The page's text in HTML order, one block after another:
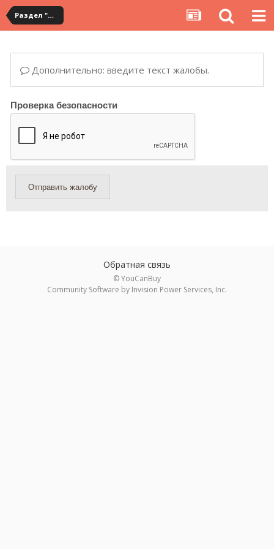
Раздел "Мои покупки" на сервисе YouCanBuy
Дополнительно: введите текст жалобы.
Проверка безопасности
Отправить жалобу
Обратная связь
© YouCanBuy
Community Software by Invision Power Services, Inc.